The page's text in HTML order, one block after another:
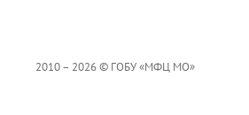
2010 – 2026 © ГОБУ «МФЦ МО»